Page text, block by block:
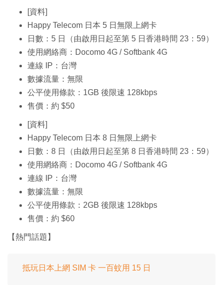
[資料]
Happy Telecom 日本 5 日無限上網卡
日數：5 日（由啟用日起至第 5 日香港時間 23：59）
使用網絡商：Docomo 4G / Softbank 4G
連線 IP：台灣
數據流量：無限
公平使用條款：1GB 後限速 128kbps
售價：約 $50
[資料]
Happy Telecom 日本 8 日無限上網卡
日數：8 日（由啟用日起至第 8 日香港時間 23：59）
使用網絡商：Docomo 4G / Softbank 4G
連線 IP：台灣
數據流量：無限
公平使用條款：2GB 後限速 128kbps
售價：約 $60
【熱門話題】
抵玩日本上網 SIM 卡 一百蚊用 15 日